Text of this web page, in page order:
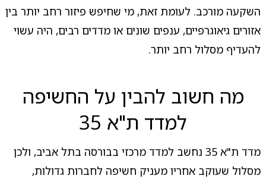
השקעה מורכב. לעומת זאת, מי שחיפש פיזור רחב יותר בין
אזורים גיאוגרפיים, ענפים שונים או מדדים רבים, היה עשוי
להעדיף מסלול רחב יותר.
מה חשוב להבין על החשיפה
למדד ת"א 35
מדד ת"א 35 נחשב למדד מרכזי בבורסה בתל אביב, ולכן
מסלול שעוקב אחריו מעניק חשיפה לחברות גדולות,